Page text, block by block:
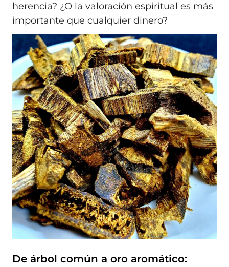
herencia? ¿O la valoración espiritual es más
importante que cualquier dinero?
De árbol común a oro aromático: